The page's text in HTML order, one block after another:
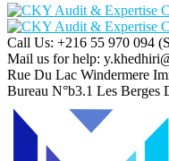
Call Us: +216 55 970 094
Mail us for help:
Rue Du Lac Windermere
Bureau N°b3.1 Les Berges